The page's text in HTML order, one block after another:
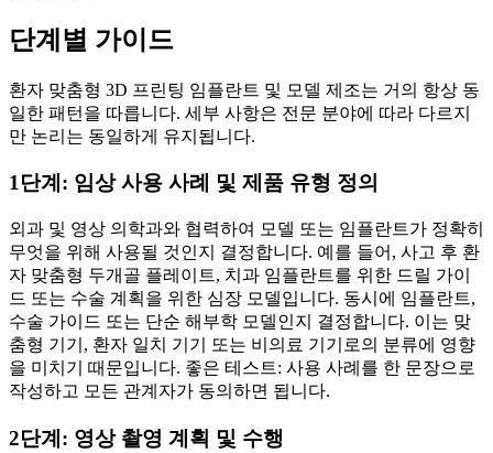
단계별 가이드
환자 맞춤형 3D 프린팅 임플란트 및 모델 제조는 거의 항상 동
일한 패턴을 따릅니다. 세부 사항은 전문 분야에 따라 다르지
만 논리는 동일하게 유지됩니다.
1단계: 임상 사용 사례 및 제품 유형 정의
외과 및 영상 의학과와 협력하여 모델 또는 임플란트가 정확히
무엇을 위해 사용될 것인지 결정합니다. 예를 들어, 사고 후 환
자 맞춤형 두개골 플레이트, 치과 임플란트를 위한 드릴 가이
드 또는 수술 계획을 위한 심장 모델입니다. 동시에 임플란트,
수술 가이드 또는 단순 해부학 모델인지 결정합니다. 이는 맞
춤형 기기, 환자 일치 기기 또는 비의료 기기로의 분류에 영향
을 미치기 때문입니다. 좋은 테스트: 사용 사례를 한 문장으로
작성하고 모든 관계자가 동의하면 됩니다.
2단계: 영상 촬영 계획 및 수행